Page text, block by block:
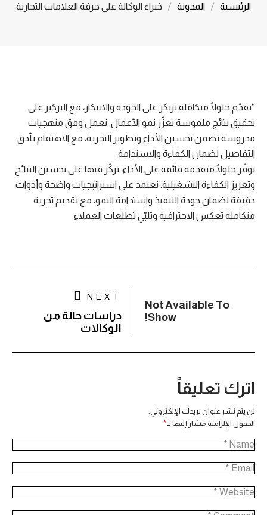
الرئيسية المدونة خبراء الوكالة على حرفة العلامات التجارية
“نقدّم حلولًا متكاملة ترتكز على الجودة والابتكار، مع التركيز على
تحقيق نتائج ملموسة تعزّز نمو الأعمال. نعمل وفق منهجيات
مدروسة تضمن تحسين الأداء وتطوير التجربة، مع الاهتمام بأدق
التفاصيل لضمان الكفاءة والاستدامة
نوفّر حلولًا متقدمة قائمة على الأداء، نركّز فيها على تحسين النتائج
وتعزيز الكفاءة التشغيلية. نعتمد على استراتيجيات واضحة وأدوات
دقيقة لضمان جودة التنفيذ واستدامة النمو، مع تقديم تجربة
متكاملة تعكس الاحترافية وتلبّي تطلعات العملاء.
Not Available To
Show!
NEXT
دراسات حالة من
الوكالات
اترك تعليقاً
لن يتم نشر عنوان بريدك الإلكتروني.
الحقول الإلزامية مشار إليها بـ*